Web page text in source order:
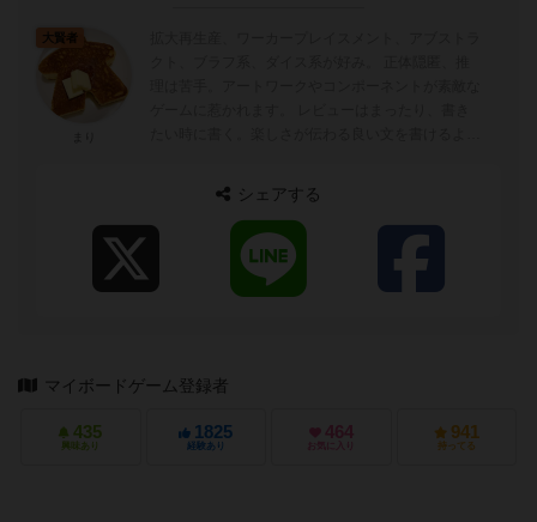
大賢者
シェアする
マイボードゲーム登録者
435
興味あり
1825
経験あり
464
お気に入り
941
持ってる